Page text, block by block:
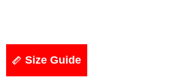
Size Guide